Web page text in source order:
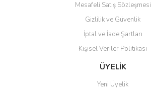
Gönder
Mesafeli Satış Sözleşmesi
Gizlilik ve Güvenlik
İptal ve İade Şartları
Kişisel Veriler Politikası
ÜYELİK
Yeni Üyelik